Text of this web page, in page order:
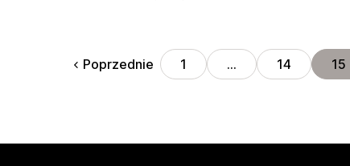
Poprzednie 1 … 14 15